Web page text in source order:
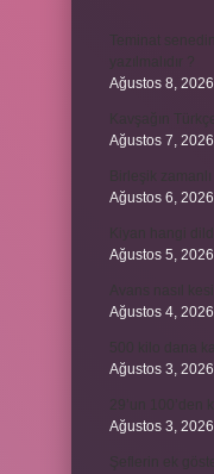
Ağustos 8, 2026
Ağustos 7, 2026
Ağustos 6, 2026
Ağustos 5, 2026
Ağustos 4, 2026
Ağustos 3, 2026
Ağustos 3, 2026